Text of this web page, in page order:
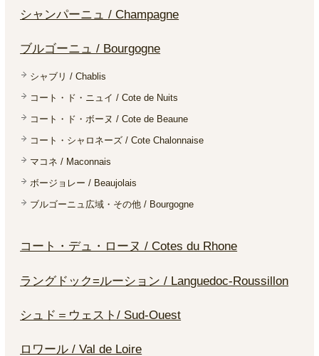
シャンパーニュ / Champagne
ブルゴーニュ / Bourgogne
シャブリ / Chablis
コート・ド・ニュイ / Cote de Nuits
コート・ド・ボーヌ / Cote de Beaune
コート・シャロネーズ / Cote Chalonnaise
マコネ / Maconnais
ボージョレー / Beaujolais
ブルゴーニュ広域・その他 / Bourgogne
コート・デュ・ローヌ / Cotes du Rhone
ラングドック=ルーション / Languedoc-Roussillon
シュド＝ウェスト/ Sud-Ouest
ロワール / Val de Loire